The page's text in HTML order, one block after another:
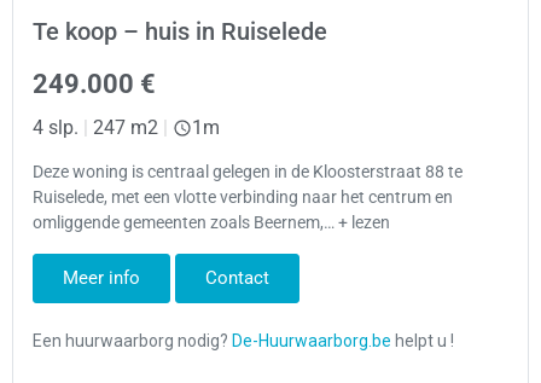
Te koop – huis in Ruiselede
249.000 €
4 slp. | 247 m2 | 1m
Deze woning is centraal gelegen in de Kloosterstraat 88 te
Ruiselede, met een vlotte verbinding naar het centrum en
omliggende gemeenten zoals Beernem,… + lezen
Meer info Contact